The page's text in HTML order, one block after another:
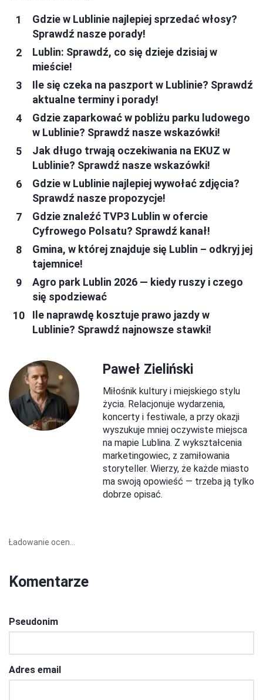
Gdzie w Lublinie najlepiej sprzedać włosy?
Sprawdź nasze porady!
Lublin: Sprawdź, co się dzieje dzisiaj w
mieście!
Ile się czeka na paszport w Lublinie? Sprawdź
aktualne terminy i porady!
Gdzie zaparkować w pobliżu parku ludowego
w Lublinie? Sprawdź nasze wskazówki!
Jak długo trwają oczekiwania na EKUZ w
Lublinie? Sprawdź nasze wskazówki!
Gdzie w Lublinie najlepiej wywołać zdjęcia?
Sprawdź nasze propozycje!
Gdzie znaleźć TVP3 Lublin w ofercie
Cyfrowego Polsatu? Sprawdź kanał!
Gmina, w której znajduje się Lublin – odkryj jej
tajemnice!
Agro park Lublin 2026 — kiedy ruszy i czego
się spodziewać
Ile naprawdę kosztuje prawo jazdy w
Lublinie? Sprawdź najnowsze stawki!
Paweł Zieliński
Miłośnik kultury i miejskiego stylu
życia. Relacjonuje wydarzenia,
koncerty i festiwale, a przy okazji
wyszukuje mniej oczywiste miejsca
na mapie Lublina. Z wykształcenia
marketingowiec, z zamiłowania
storyteller. Wierzy, że każde miasto
ma swoją opowieść — trzeba ją tylko
dobrze opisać.
Ładowanie ocen...
Komentarze
Pseudonim
Adres email